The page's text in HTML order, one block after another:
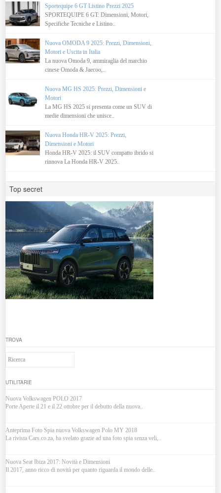
Sportequipe 6 GT Listino Prezzi 2025
SPORTEQUIPE 6 GT: Dimensioni, Motori,
Specifiche Tecniche e Listino..
Nuova OMODA 9 2025: Prezzi, Dimensioni,
Motori e Uscita in Italia
La nuova Omoda 9, ammiraglia del marchio
cinese Omoda & Jaecoo,..
Nuova MG HS 2025: Prezzi, Dimensioni e
Motori
La MG HS 2025 si presenta come un SUV di
medie dimensioni che unisce..
Nuova Honda HR-V 2025: Prezzi,
Dimensioni e Motori
Honda HR-V 2025: il SUV compatto ibrido si
rinnova La Honda HR-V 2025..
Top secret
TROVA
UTILITARIE
Nuova Volkswagen POLO 2017
Porte Aperte il 21 e il 22 ottobre per il debutto della nuova..
Anteprima Foto Spia nuova Volkswagen Polo MY 2018
La rivista Cars.co.za, ha svelato grazie ad una foto spia senza veli,..
Nuova Seat Ibiza 2017: Novità e Dimensioni
Il 2017, anno ricco di novità per quanto riguarda il mondo delle..